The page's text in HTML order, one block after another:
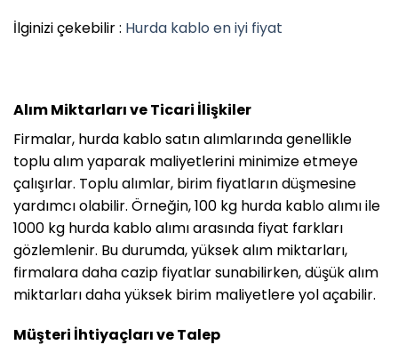
İlginizi çekebilir : Hurda kablo en iyi fiyat
Alım Miktarları ve Ticari İlişkiler
Firmalar, hurda kablo satın alımlarında genellikle
toplu alım yaparak maliyetlerini minimize etmeye
çalışırlar. Toplu alımlar, birim fiyatların düşmesine
yardımcı olabilir. Örneğin, 100 kg hurda kablo alımı ile
1000 kg hurda kablo alımı arasında fiyat farkları
gözlemlenir. Bu durumda, yüksek alım miktarları,
firmalara daha cazip fiyatlar sunabilirken, düşük alım
miktarları daha yüksek birim maliyetlere yol açabilir.
Müşteri İhtiyaçları ve Talep